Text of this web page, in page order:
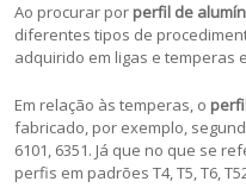
Ao procurar por perfil de
diferentes tipos de
adquirido em ligas e temperas
Em relação às temperas, o
fabricado, por exemplo,
6101, 6351. Já que no que se
perfis em padrões T4, T5, T6,